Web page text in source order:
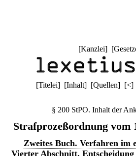
[Kanzlei] [
[Titelei] [Inhalt] [Quellen] [<]
§ 200 StPO. Inhalt der
Strafprozeßordnung vom
Zweites Buch. Verfahren im
Vierter Abschnitt.